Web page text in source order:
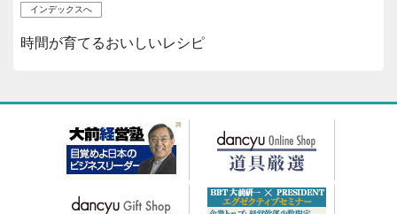
インデックスへ
時間が育てるおいしいレシピ